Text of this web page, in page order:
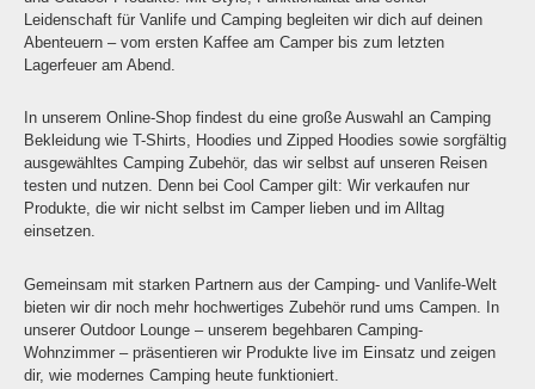
Leidenschaft für Vanlife und Camping begleiten wir dich auf deinen
Abenteuern – vom ersten Kaffee am Camper bis zum letzten
Lagerfeuer am Abend.
In unserem Online-Shop findest du eine große Auswahl an Camping
Bekleidung wie T-Shirts, Hoodies und Zipped Hoodies sowie sorgfältig
ausgewähltes Camping Zubehör, das wir selbst auf unseren Reisen
testen und nutzen. Denn bei Cool Camper gilt: Wir verkaufen nur
Produkte, die wir nicht selbst im Camper lieben und im Alltag
einsetzen.
Gemeinsam mit starken Partnern aus der Camping- und Vanlife-Welt
bieten wir dir noch mehr hochwertiges Zubehör rund ums Campen. In
unserer Outdoor Lounge – unserem begehbaren Camping-
Wohnzimmer – präsentieren wir Produkte live im Einsatz und zeigen
dir, wie modernes Camping heute funktioniert.